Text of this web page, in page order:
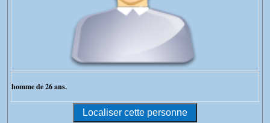
homme de 26 ans.